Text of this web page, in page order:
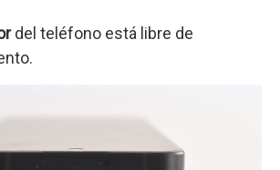
del teléfono está libre de